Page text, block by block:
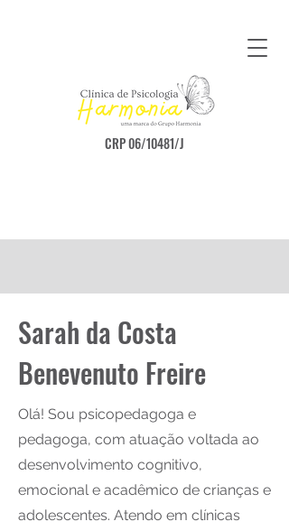
CRP 06/10481/J
Sarah da Costa
Benevenuto Freire
Olá! Sou psicopedagoga e
pedagoga, com atuação voltada ao
desenvolvimento cognitivo,
emocional e acadêmico de crianças e
adolescentes. Atendo em clínicas